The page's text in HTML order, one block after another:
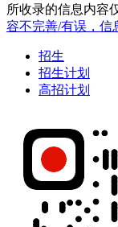
所收录的信息内容
容不完善/有误，信
招生
招生计划
高招计划